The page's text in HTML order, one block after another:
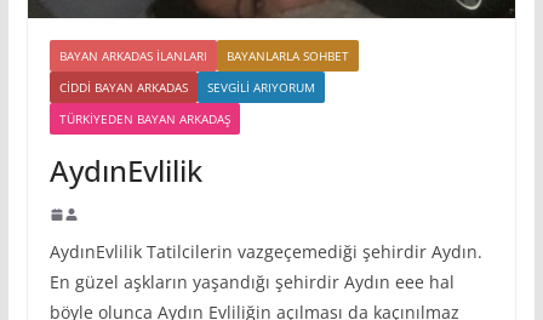
BAYAN ARKADAS ILANLARI
BAYANLARLA SOHBET
CIDDI BAYAN ARKADAS
SEVGILI ARIYORUM
TÜRKIYEDEN BAYAN ARKADAŞ
AydınEvlilik
AydınEvlilik Tatilcilerin vazgeçemediği şehirdir Aydın.
En güzel aşkların yaşandığı şehirdir Aydın eee hal
böyle olunca Aydın Evliliğin açılması da kaçınılmaz